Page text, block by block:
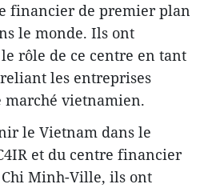
financier de premier plan
le monde. Ils ont
rôle de ce centre en tant
les entreprises
vietnamien.
le Vietnam dans le
et du centre financier
Minh-Ville, ils ont